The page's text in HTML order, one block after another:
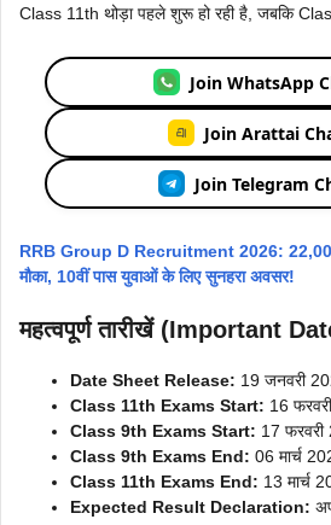
Class 11th थोड़ा पहले शुरू हो रही है, जबकि
Join WhatsApp
Join Arattai
Join Telegram
RRB Group D Recruitment 2026:
मौका, 10वीं पास युवाओं के लिए सुनहरा अवसर!
महत्वपूर्ण तारीखें (Important
Date Sheet Release: 19 जनवरी
Class 11th Exams Start: 16
Class 9th Exams Start: 17 फरवरी
Class 9th Exams End: 06 मार्च
Class 11th Exams End: 13 मार्च
Expected Result Declaration: